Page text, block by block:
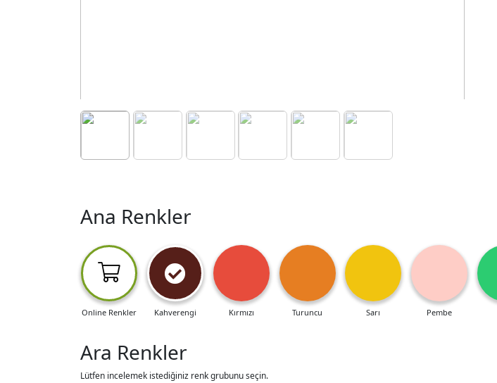
Ana Renkler
Online Renkler Kahverengi Kırmızı Turuncu Sarı Pembe
Ara Renkler
Lütfen incelemek istediğiniz renk grubunu seçin.